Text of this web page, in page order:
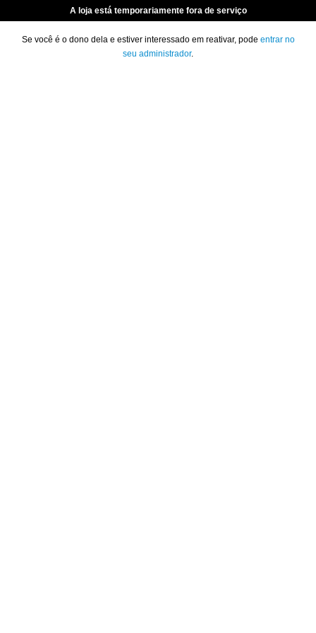
A loja está temporariamente fora de serviço
Se você é o dono dela e estiver interessado em reativar, pode entrar no
seu administrador.